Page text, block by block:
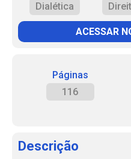
Dialética
ACESSAR
Páginas
116
Descrição